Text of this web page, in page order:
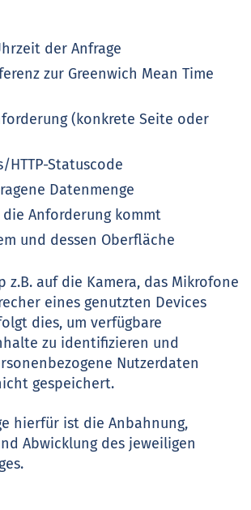
der Anfrage
zur Greenwich Mean Time
(konkrete Seite oder
HTTP-Statuscode
Datenmenge
Anforderung kommt
und dessen Oberfläche
z.B. auf die Kamera, das Mikrofone
eines genutzten Devices
dies, um verfügbare
zu identifizieren und
Nutzerdaten
gespeichert.
hierfür ist die Anbahnung,
Abwicklung des jeweiligen